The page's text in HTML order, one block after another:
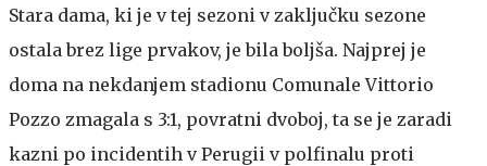
Stara dama, ki je v tej sezoni v zaključku sezone
ostala brez lige prvakov, je bila boljša. Najprej je
doma na nekdanjem stadionu Comunale Vittorio
Pozzo zmagala s 3:1, povratni dvoboj, ta se je zaradi
kazni po incidentih v Perugii v polfinalu proti